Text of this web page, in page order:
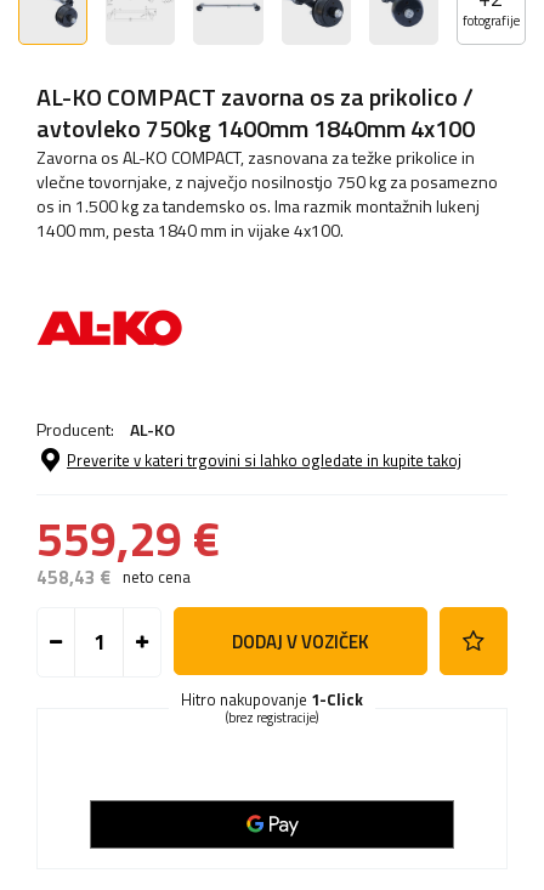
fotografije
AL-KO COMPACT zavorna os za prikolico /
avtovleko 750kg 1400mm 1840mm 4x100
Zavorna os AL-KO COMPACT, zasnovana za težke prikolice in
vlečne tovornjake, z največjo nosilnostjo 750 kg za posamezno
os in 1.500 kg za tandemsko os. Ima razmik montažnih lukenj
1400 mm, pesta 1840 mm in vijake 4x100.
Producent: AL-KO
Preverite v kateri trgovini si lahko ogledate in kupite takoj
559,29 €
458,43 € neto cena
DODAJ V VOZIČEK
Hitro nakupovanje 1-Click
(brez registracije)